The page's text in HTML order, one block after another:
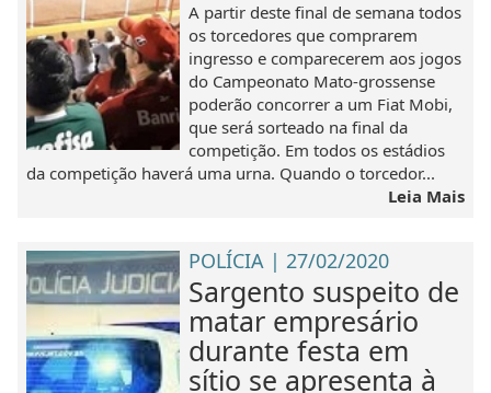
A partir deste final de semana todos
os torcedores que comprarem
ingresso e comparecerem aos jogos
do Campeonato Mato-grossense
poderão concorrer a um Fiat Mobi,
que será sorteado na final da
competição. Em todos os estádios
da competição haverá uma urna. Quando o torcedor...
Leia Mais
POLÍCIA | 27/02/2020
Sargento suspeito de
matar empresário
durante festa em
sítio se apresenta à